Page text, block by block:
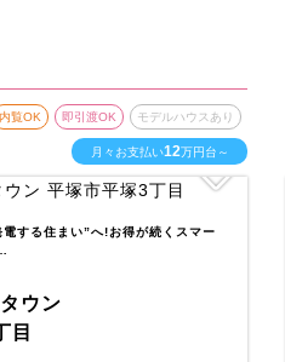
内覧OK 即引渡OK モデルハウスあり
月々お支払い12万円台～
する住まい”へ!お得が続くスマー
ウン
目